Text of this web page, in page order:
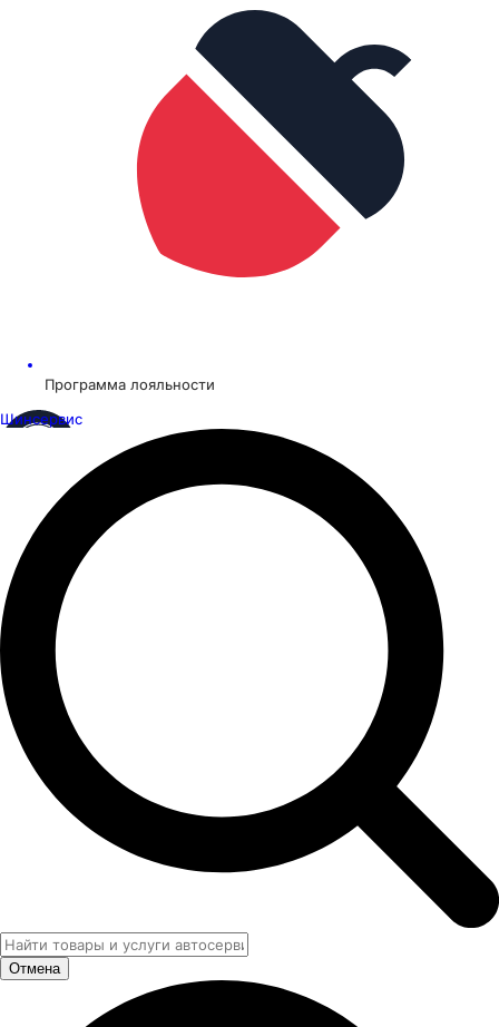
Программа лояльности
Шинсервис
Отмена